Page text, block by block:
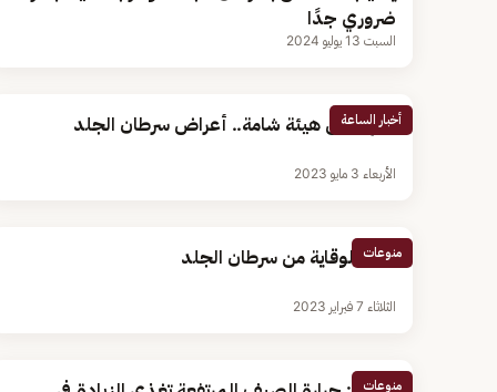
ضروري جدًا
السبت 13 يوليو 2024
أخبار الساعة
يظهر على هيئة شامة.. أعراض سرطان الجلد
الأربعاء 3 مايو 2023
منوعات
طرق الوقاية من سرطان الجلد
الثلاثاء 7 فبراير 2023
منوعات